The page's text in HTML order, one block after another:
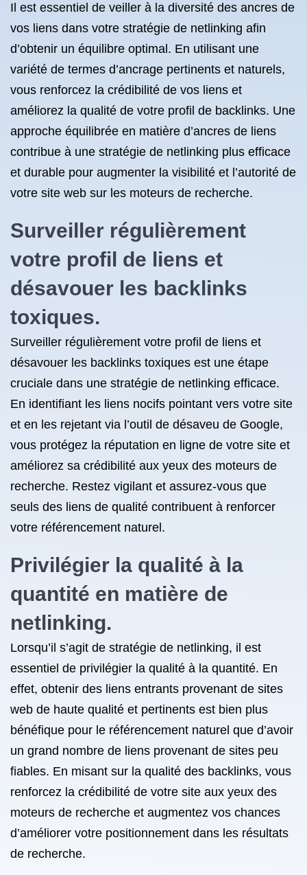
Il est essentiel de veiller à la diversité des ancres de
vos liens dans votre stratégie de netlinking afin
d’obtenir un équilibre optimal. En utilisant une
variété de termes d’ancrage pertinents et naturels,
vous renforcez la crédibilité de vos liens et
améliorez la qualité de votre profil de backlinks. Une
approche équilibrée en matière d’ancres de liens
contribue à une stratégie de netlinking plus efficace
et durable pour augmenter la visibilité et l’autorité de
votre site web sur les moteurs de recherche.
Surveiller régulièrement
votre profil de liens et
désavouer les backlinks
toxiques.
Surveiller régulièrement votre profil de liens et
désavouer les backlinks toxiques est une étape
cruciale dans une stratégie de netlinking efficace.
En identifiant les liens nocifs pointant vers votre site
et en les rejetant via l’outil de désaveu de Google,
vous protégez la réputation en ligne de votre site et
améliorez sa crédibilité aux yeux des moteurs de
recherche. Restez vigilant et assurez-vous que
seuls des liens de qualité contribuent à renforcer
votre référencement naturel.
Privilégier la qualité à la
quantité en matière de
netlinking.
Lorsqu’il s’agit de stratégie de netlinking, il est
essentiel de privilégier la qualité à la quantité. En
effet, obtenir des liens entrants provenant de sites
web de haute qualité et pertinents est bien plus
bénéfique pour le référencement naturel que d’avoir
un grand nombre de liens provenant de sites peu
fiables. En misant sur la qualité des backlinks, vous
renforcez la crédibilité de votre site aux yeux des
moteurs de recherche et augmentez vos chances
d’améliorer votre positionnement dans les résultats
de recherche.